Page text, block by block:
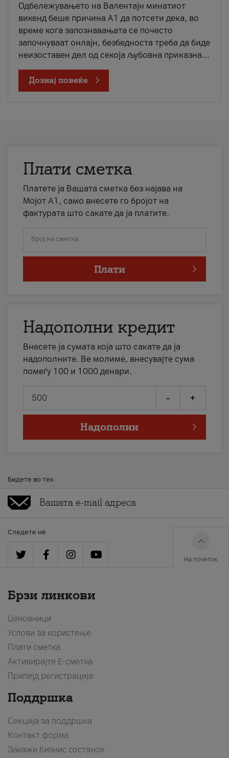
Одбележувањето на Валентајн минатиот
викенд беше причина А1 да потсети дека, во
време кога запознавањата се почесто
започнуваат онлајн, безбедноста треба да биде
неизоставен дел од секоја љубовна приказна...
Дознај повеќе
Плати сметка
Платете ја Вашата сметка без најава на
Мојот А1, само внесете го бројот на
фактурата што сакате да ја платите.
Број на сметка
Плати
Надополни кредит
Внесете ја сумата која што сакате да ја
надополните. Ве молиме, внесувајте сума
помеѓу 100 и 1000 денари.
- +
Надополни
Бидете во тек
Следете нè
На почеток
Брзи линкови
Ценовници
Услови за користење
Плати сметка
Активирајте Е-сметка
Припејд регистрација
Поддршка
Секција за поддршка
Контакт форма
Закажи бизнис состанок